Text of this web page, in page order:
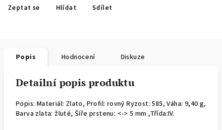
Zeptat se Hlídat Sdílet
Popis Hodnocení Diskuze
Detailní popis produktu
Popis: Materiál: Zlato, Profil: rovnýRyzost: 585, Váha: 9,40 g,
Barva zlata: žluté, Šíře prstenu: <-> 5 mm ,Třída:IV.